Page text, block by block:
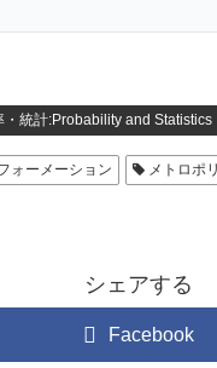
統計:Probability and Statistics
ォーメーション メトロポ
シェアする
Facebook